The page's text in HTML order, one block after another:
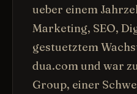
ueber einem
Marketing, SEO,
gestuetztem
dua.com und war
Group, einer